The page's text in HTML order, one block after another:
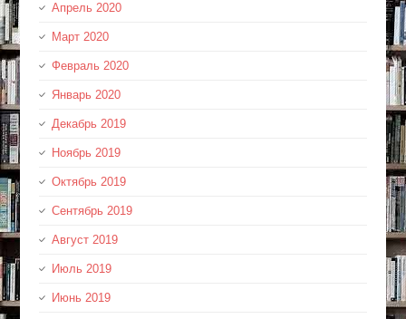
Апрель 2020
Март 2020
Февраль 2020
Январь 2020
Декабрь 2019
Ноябрь 2019
Октябрь 2019
Сентябрь 2019
Август 2019
Июль 2019
Июнь 2019